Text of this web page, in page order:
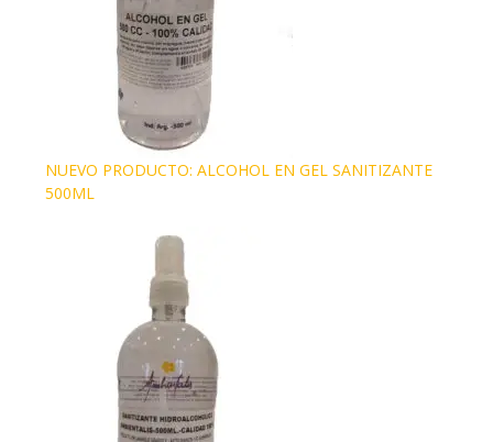
NUEVO PRODUCTO: ALCOHOL EN GEL SANITIZANTE
500ML